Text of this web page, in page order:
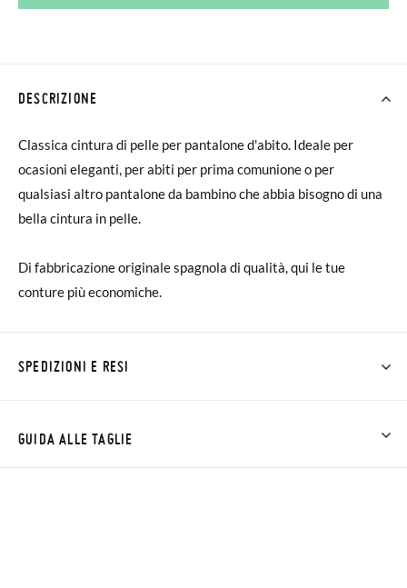
DESCRIZIONE
Classica cintura di pelle per pantalone d'abito. Ideale per
ocasioni eleganti, per abiti per prima comunione o per
qualsiasi altro pantalone da bambino che abbia bisogno di una
bella cintura in pelle.
Di fabbricazione originale spagnola di qualità, qui le tue
conture più economiche.
SPEDIZIONI E RESI
ordini inferiori a 30 €, la spedizione standard costa 3,95 € e
GUIDA ALLE TAGLIE